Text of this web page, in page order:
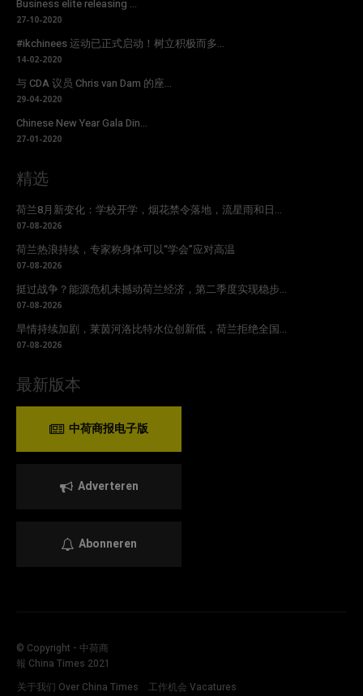
Business elite releasing ...
27-10-2020
#ikchinees 运动已正式启动！树立积极而多...
14-02-2020
与 CDA 议员 Chris van Dam 的座...
29-04-2020
Chinese New Year Gala Din...
27-01-2020
精选
荷兰8月新变化：学校开学，烟花禁令落地，流星雨和日...
07-08-2026
荷兰热浪持续，专家称身体可以“学会”应对高温
07-08-2026
挺过战争？能源危机未撼动荷兰经济，第二季度实现稳步...
07-08-2026
旱情持续加剧，莱茵河洛比特水位创新低，荷兰拒绝全国...
07-08-2026
最新版本
中荷商报电子版
Adverteren
Abonneren
© Copyright - 中荷商
報 China Times 2021
关于我们 Over China Times
工作机会 Vacatures